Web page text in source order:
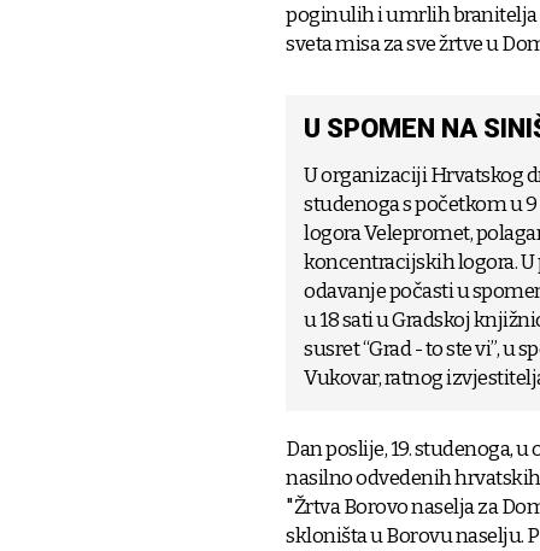
poginulih i umrlih branitelja
sveta misa za sve žrtve u
U SPOMEN NA
U organizaciji Hrvatskog
studenoga s početkom u
logora Velepromet,
koncentracijskih logora.
odavanje počasti u
u 18 sati u Gradskoj
susret “Grad - to ste vi”, u
Vukovar, ratnog
Dan poslije, 19. studenoga,
nasilno odvedenih
"Žrtva Borovo naselja za
skloništa u Borovu naselju.